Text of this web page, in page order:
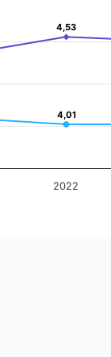
4,01
4,01
4,53
4,53
2022